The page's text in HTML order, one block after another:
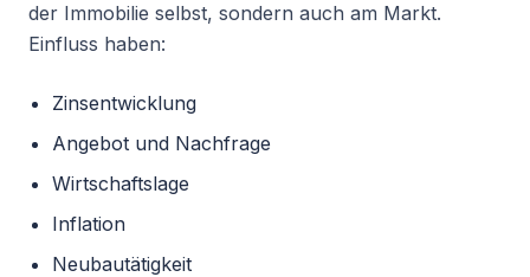
der Immobilie selbst, sondern auch am Markt.
Einfluss haben:
Zinsentwicklung
Angebot und Nachfrage
Wirtschaftslage
Inflation
Neubautätigkeit